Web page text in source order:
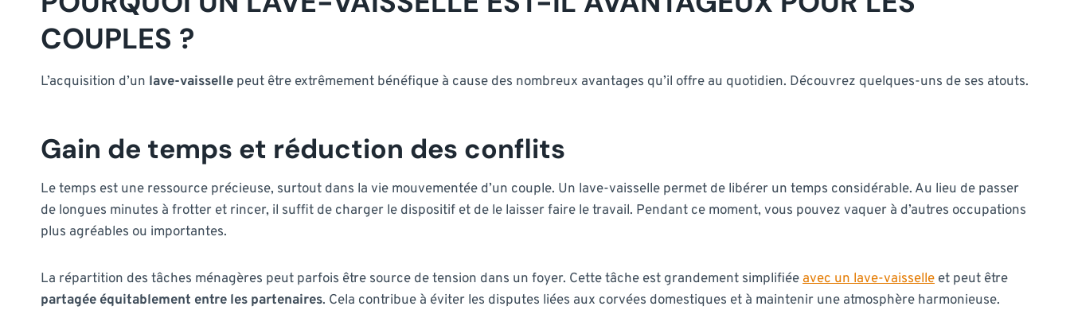
COUPLES ?
L’acquisition d’un lave-vaisselle peut être extrêmement bénéfique à cause des nombreux avantages qu’il offre au quotidien. Découvrez quelques-uns de ses atouts.
Gain de temps et réduction des conflits
Le temps est une ressource précieuse, surtout dans la vie mouvementée d’un couple. Un lave-vaisselle permet de libérer un temps considérable. Au lieu de passer
de longues minutes à frotter et rincer, il suffit de charger le dispositif et de le laisser faire le travail. Pendant ce moment, vous pouvez vaquer à d’autres occupations
plus agréables ou importantes.
La répartition des tâches ménagères peut parfois être source de tension dans un foyer. Cette tâche est grandement simplifiéeavec un lave-vaisselle et peut être
partagée équitablement entre les partenaires. Cela contribue à éviter les disputes liées aux corvées domestiques et à maintenir une atmosphère harmonieuse.